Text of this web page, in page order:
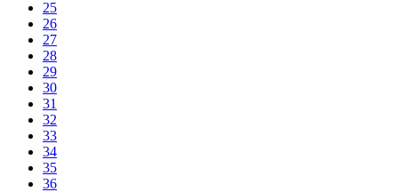
25
26
27
28
29
30
31
32
33
34
35
36